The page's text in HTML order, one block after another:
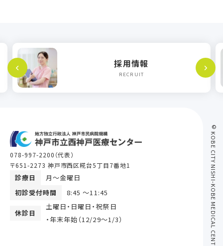
採用情報
RECRUIT
© KOBE CITY NISHI-KOBE MEDICAL CENTER
078-997-2200 （代表）
〒651-2273 神戸市西区糀台5丁目7番地1
診療日
月〜金曜日
初診受付時間
8:45 ～11:45
休診日
土曜日・日曜日・祝祭日
・年末年始（12/29〜1/3）